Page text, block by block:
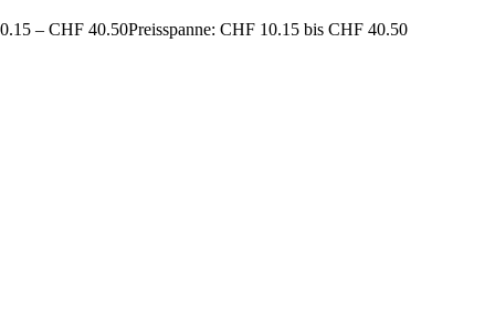
– CHF 40.50Preisspanne: CHF 10.15 bis CHF 40.50